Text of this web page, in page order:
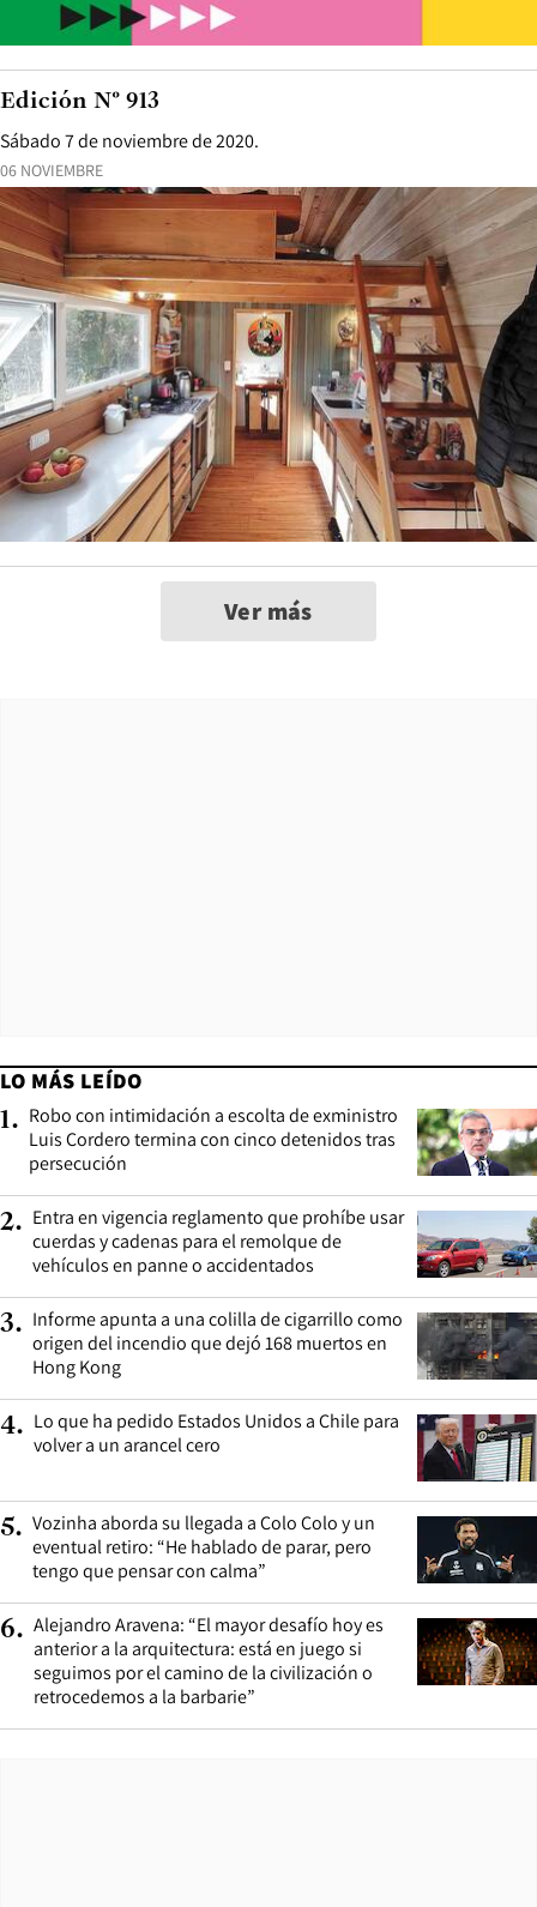
06 NOVIEMBRE
Sábado 7 de noviembre de 2020.
Edición N° 913
Ver más
LO MÁS LEÍDO
1. Robo con intimidación a escolta de exministro
Luis Cordero termina con cinco detenidos tras
persecución
2. Entra en vigencia reglamento que prohíbe usar
cuerdas y cadenas para el remolque de
vehículos en panne o accidentados
3. Informe apunta a una colilla de cigarrillo como
origen del incendio que dejó 168 muertos en
Hong Kong
4. Lo que ha pedido Estados Unidos a Chile para
volver a un arancel cero
5. Vozinha aborda su llegada a Colo Colo y un
eventual retiro: “He hablado de parar, pero
tengo que pensar con calma”
6. Alejandro Aravena: “El mayor desafío hoy es
anterior a la arquitectura: está en juego si
seguimos por el camino de la civilización o
retrocedemos a la barbarie”